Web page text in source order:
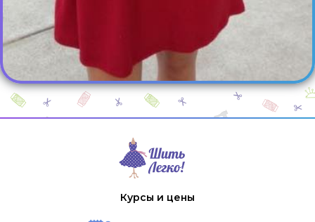
Курсы и цены